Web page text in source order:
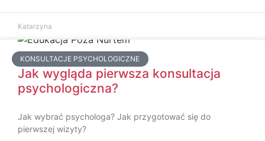
Katarzyna
KONSULTACJE PSYCHOLOGICZNE
Jak wygląda pierwsza konsultacja
psychologiczna?
Jak wybrać psychologa? Jak przygotować się do
pierwszej wizyty?